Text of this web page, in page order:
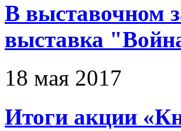
В выставочном
выставка
18 мая 2017
Итоги акции